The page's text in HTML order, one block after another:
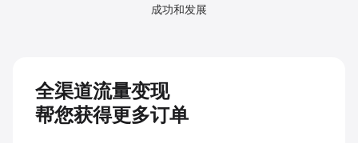
成功和发展
全渠道流量变现
帮您获得更多订单